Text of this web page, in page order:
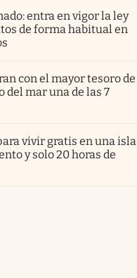
entra en vigor la ley
de forma habitual en
con el mayor tesoro de
mar una de las 7
vivir gratis en una isla
y solo 20 horas de